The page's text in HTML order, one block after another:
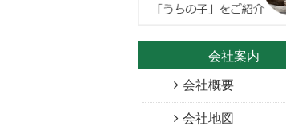
会社案内
会社概要
会社地図